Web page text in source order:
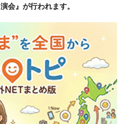
演会』が行われます。